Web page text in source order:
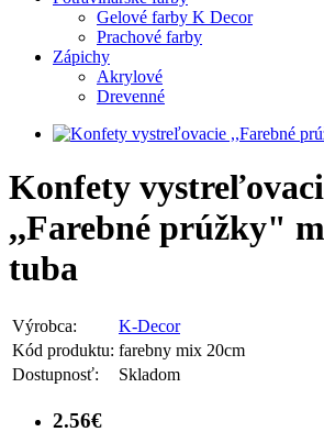
Gelové farby K Decor
Prachové farby
Zápichy
Akrylové
Drevenné
Konfety
,,Farebné prúžky"
tuba
Výrobca:
K-Decor
Kód produktu: farebny mix 20cm
Dostupnosť:
Skladom
2.56€